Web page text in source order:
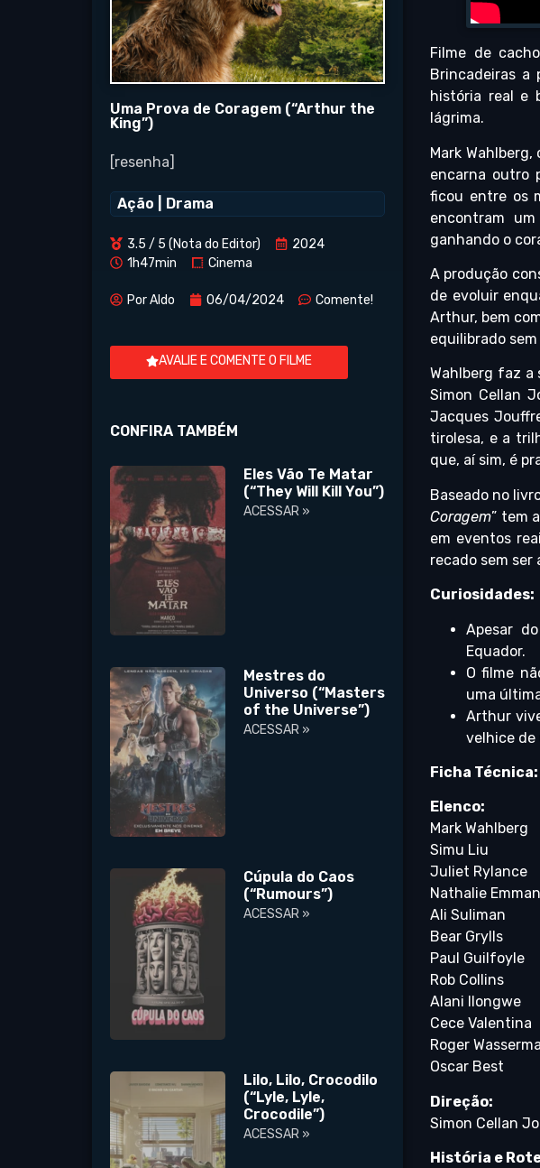
Uma Prova de Coragem (“Arthur the
King”)
[resenha]
Ação Drama
3.5 / 5 (Nota do Editor)
2024
1h47min
Cinema
PorAldo 06/04/2024 Comente!
AVALIE E COMENTE O FILME
CONFIRA TAMBÉM
Eles Vão Te Matar
(“They Will Kill You”)
ACESSAR »
Mestres do
Universo (“Masters
of the Universe”)
ACESSAR »
Cúpula do Caos
(“Rumours”)
ACESSAR »
Lilo, Lilo, Crocodilo
(“Lyle, Lyle,
Crocodile”)
ACESSAR »
Filme de
Brincadeiras a
história real e
lágrima.
Mark
encarna outro
ficou entre os
encontram
ganhando o
A produção
de evoluir
Arthur, bem
equilibrado
Wahlberg faz a
Simon Cellan
Jacques
tirolesa, e a
que, aí sim, é
Baseado no
Coragem” tem
em eventos
recado sem ser
Curiosidades:
Apesar
Equador.
O filme
uma
Arthur
velhice de
Ficha Técnica:
Elenco:
Mark Wahlberg
Simu Liu
Juliet Rylance
Nathalie
Ali Suliman
Bear Grylls
Paul Guilfoyle
Rob Collins
Alani Ilongwe
Cece Valentina
Roger
Oscar Best
Direção:
Simon Cellan
História e